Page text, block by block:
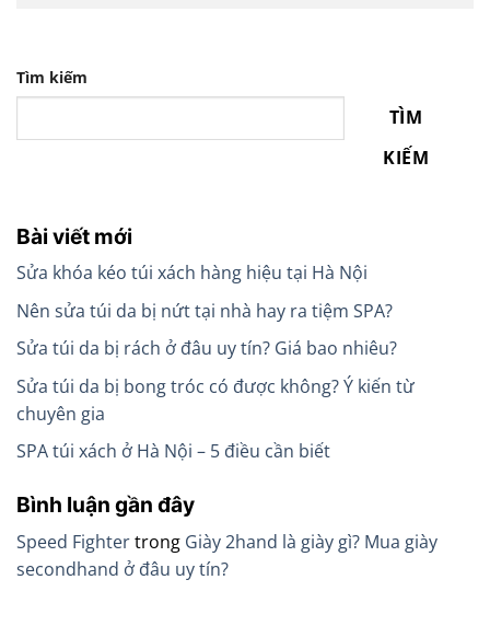
Tìm kiếm
TÌM
KIẾM
Bài viết mới
Sửa khóa kéo túi xách hàng hiệu tại Hà Nội
Nên sửa túi da bị nứt tại nhà hay ra tiệm SPA?
Sửa túi da bị rách ở đâu uy tín? Giá bao nhiêu?
Sửa túi da bị bong tróc có được không? Ý kiến từ
chuyên gia
SPA túi xách ở Hà Nội – 5 điều cần biết
Bình luận gần đây
Speed Fightertrong Giày 2hand là giày gì? Mua giày
secondhand ở đâu uy tín?